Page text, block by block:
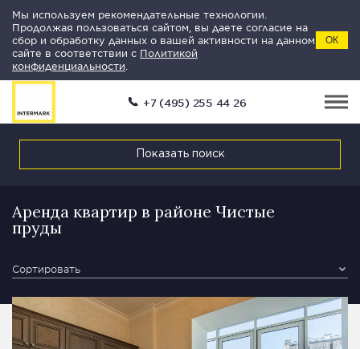
Мы используем рекомендательные технологии.
Продолжая пользоваться сайтом, вы даете согласие на
сбор и обработку данных о вашей активности на данном
сайте в соответствии с Политикой
конфиденциальности
ОК
+7 (495) 255 44 26
Показать поиск
Аренда квартир в районе Чистые
пруды
Сортировать